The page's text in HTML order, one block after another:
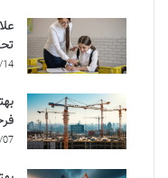
14
07